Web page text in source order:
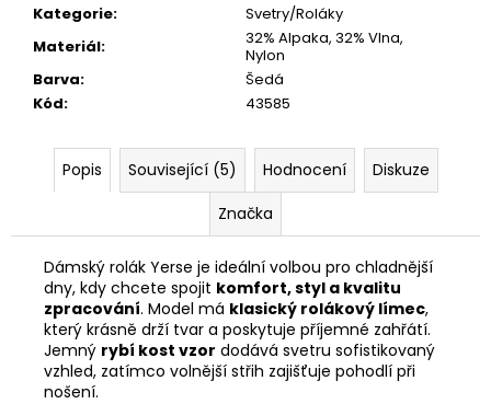
Kategorie:
Svetry/Roláky
Materiál:
32% Alpaka, 32% Vlna,
Nylon
Barva:
Šedá
Kód: 43585
Popis Související (5) Hodnocení
Diskuze
Značka
Dámský rolák Yerse je ideální volbou pro chladnější
dny, kdy chcete spojit komfort, styl a kvalitu
zpracování. Model má klasický rolákový límec,
který krásně drží tvar a poskytuje příjemné zahřátí.
Jemný rybí kost vzor dodává svetru sofistikovaný
vzhled, zatímco volnější střih zajišťuje pohodlí při
nošení.
499